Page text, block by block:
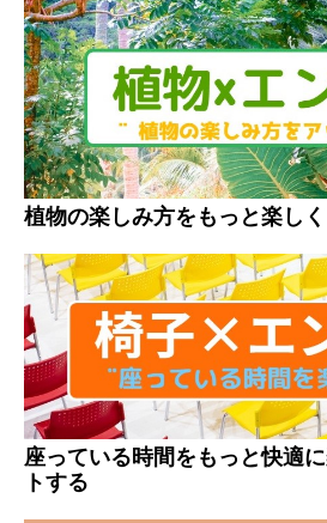
植物の楽しみ方をもっと楽し
座っている時間をもっと快適
トする